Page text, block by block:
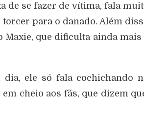
de se fazer de vítima, fala
para o danado. Além
Maxie, que dificulta ainda mais
dia, ele só fala cochichando
cheio aos fãs, que dizem